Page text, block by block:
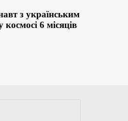
з українським
6 місяців